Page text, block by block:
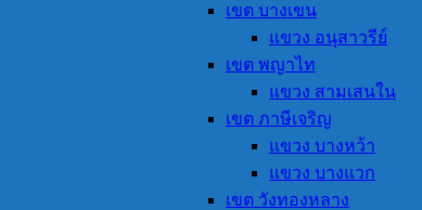
เขต บางเขน
แขวง อนุสาวรีย์
เขต พญาไท
แขวง สามเสนใน
เขต ภาษีเจริญ
แขวง บางหว้า
แขวง บางแวก
เขต วังทองหลาง